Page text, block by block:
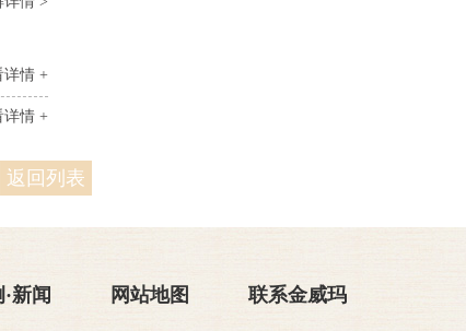
详情 +
详情 +
返回列表
新闻 网站地图 联系金威玛